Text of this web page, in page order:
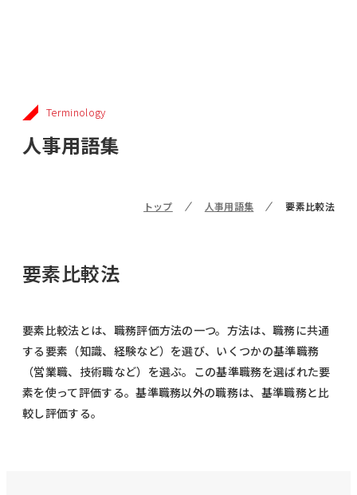
Terminology
人事用語集
トップ 人事用語集 要素比較法
要素比較法
要素比較法とは、職務評価方法の一つ。方法は、職務に共通
する要素（知識、経験など）を選び、いくつかの基準職務
（営業職、技術職など）を選ぶ。この基準職務を選ばれた要
素を使って評価する。基準職務以外の職務は、基準職務と比
較し評価する。